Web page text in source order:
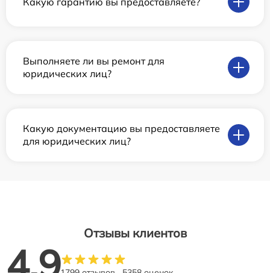
Выполняете ли вы ремонт для
юридических лиц?
Какую документацию вы предоставляете
для юридических лиц?
Отзывы клиентов